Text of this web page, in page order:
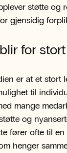
støtte og
gjensidig
for stort
er at et stort
til
mange
og
fører ofte til
henger